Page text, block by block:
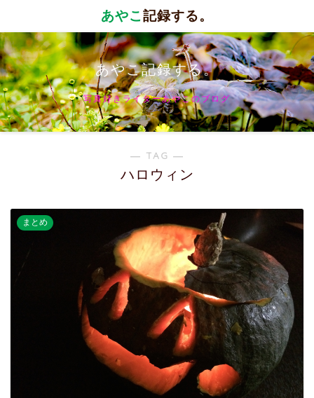
あやこ記録する。
あやこ記録する。
写真好きライターあやこのブログ
― TAG ―
ハロウィン
まとめ